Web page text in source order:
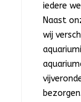
iedere
Naast
wij